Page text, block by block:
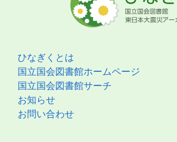
ひなぎくとは
国立国会図書館ホームページ
国立国会図書館サーチ
お知らせ
お問い合わせ